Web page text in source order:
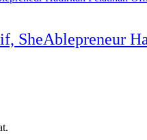
SheAblepreneur